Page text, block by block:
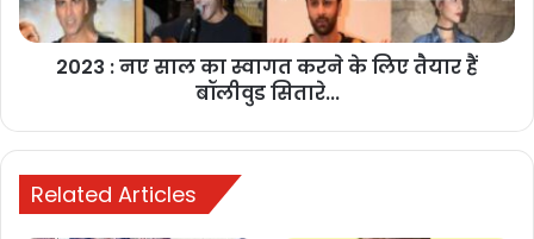
2023 : नए साल का स्वागत करने के लिए तैयार हैं
बॉलीवुड सितारे...
Related Articles